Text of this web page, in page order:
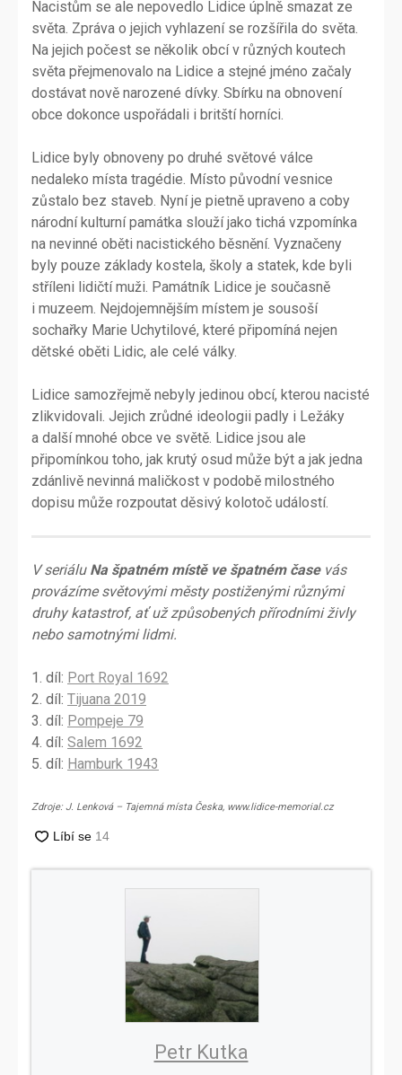
Nacistům se ale nepovedlo Lidice úplně smazat ze
světa. Zpráva o jejich vyhlazení se rozšířila do světa.
Na jejich počest se několik obcí v různých koutech
světa přejmenovalo na Lidice a stejné jméno začaly
dostávat nově narozené dívky. Sbírku na obnovení
obce dokonce uspořádali i britští horníci.
Lidice byly obnoveny po druhé světové válce
nedaleko místa tragédie. Místo původní vesnice
zůstalo bez staveb. Nyní je pietně upraveno a coby
národní kulturní památka slouží jako tichá vzpomínka
na nevinné oběti nacistického běsnění. Vyznačeny
byly pouze základy kostela, školy a statek, kde byli
stříleni lidičtí muži. Památník Lidice je současně
i muzeem. Nejdojemnějším místem je sousoší
sochařky Marie Uchytilové, které připomíná nejen
dětské oběti Lidic, ale celé války.
Lidice samozřejmě nebyly jedinou obcí, kterou nacisté
zlikvidovali. Jejich zrůdné ideologii padly i Ležáky
a další mnohé obce ve světě. Lidice jsou ale
připomínkou toho, jak krutý osud může být a jak jedna
zdánlivě nevinná maličkost v podobě milostného
dopisu může rozpoutat děsivý kolotoč událostí.
V seriálu Na špatném místě ve špatném časevás
provázíme světovými městy postiženými různými
druhy katastrof, ať už způsobených přírodními živly
nebo samotnými lidmi.
1. díl: Port Royal 1692
2. díl: Tijuana 2019
3. díl: Pompeje 79
4. díl: Salem 1692
5. díl: Hamburk 1943
Zdroje: J. Lenková – Tajemná místa Česka, www.lidice-memorial.cz
Petr Kutka